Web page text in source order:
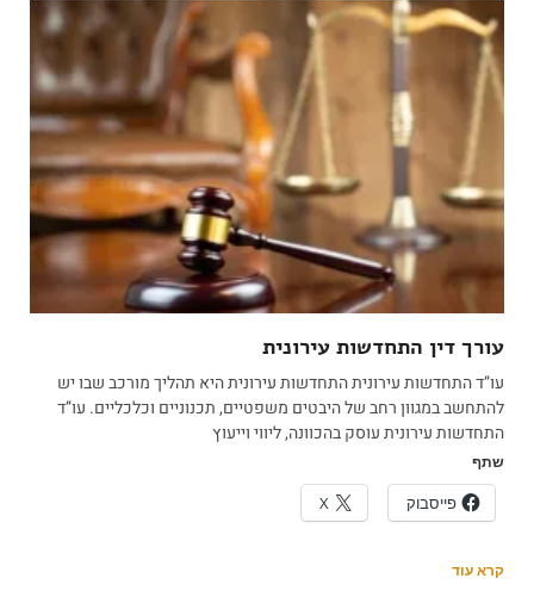
עורך דין התחדשות עירונית
עו”ד התחדשות עירונית התחדשות עירונית היא תהליך מורכב שבו יש
להתחשב במגוון רחב של היבטים משפטיים, תכנוניים וכלכליים. עו”ד
התחדשות עירונית עוסק בהכוונה, ליווי וייעוץ
שתף
פייסבוק X
קרא עוד